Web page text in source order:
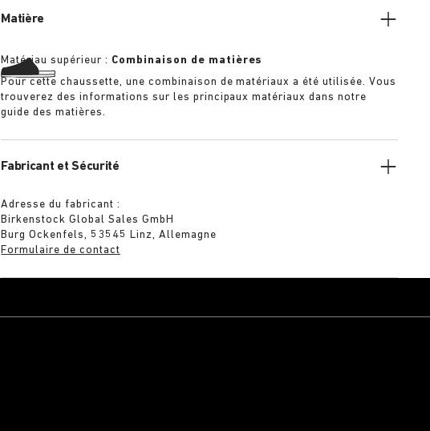
Matière
Matériau supérieur : Combinaison de matières
Pour cette chaussette, une combinaison de matériaux a été utilisée. Vous
trouverez des informations sur les principaux matériaux dans notre
guide des matières.
Fabricant et Sécurité
Adresse du fabricant :
Birkenstock Global Sales GmbH
Burg Ockenfels, 53545 Linz, Allemagne
Formulaire de contact